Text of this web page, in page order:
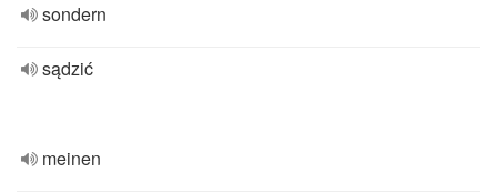
sondern
sądzić
meinen